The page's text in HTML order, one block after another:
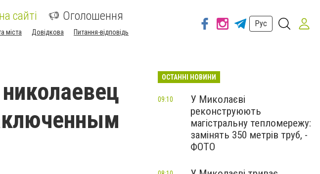
сайті Оголошення
міста Довідкова Питання-відповідь
Рус
ОСТАННІ НОВИНИ
У Миколаєві
реконструюють
магістральну тепломережу:
замінять 350 метрів труб, -
ФОТО
09:10